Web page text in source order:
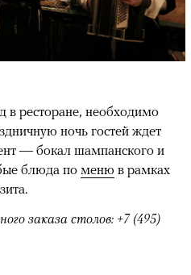
в ресторане, необходимо
ночь гостей ждет
— бокал шампанского и
блюда по меню в рамках
заказа столов: +7 (495)